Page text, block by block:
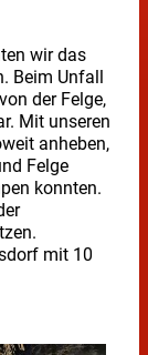
wir das
Beim Unfall
der Felge,
Mit unseren
anheben,
Felge
konnten.
mit 10